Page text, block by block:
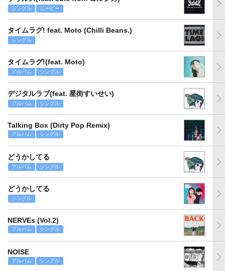
シングル ムービー
タイムラグ! feat. Moto (Chilli Beans.)
シングル
タイムラグ!(feat. Moto)
アルバム シングル
デジタルラブ(feat. 星街すいせい)
アルバム シングル
Talking Box (Dirty Pop Remix)
アルバム シングル
どうかしてる
アルバム シングル
どうかしてる
シングル
NERVEs (Vol.2)
アルバム シングル
NOISE
アルバム シングル